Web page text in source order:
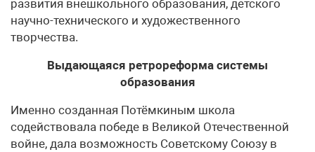
развития внешкольного образования, детского
научно-технического и художественного
творчества.
Выдающаяся ретрореформа системы
образования
Именно созданная Потёмкиным школа
содействовала победе в Великой Отечественной
войне, дала возможность Советскому Союзу в